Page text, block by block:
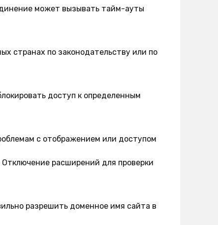
может вызывать тайм-ауты
странах по законодательству или по
доступ к определенным
с отображением или доступом
расширений для проверки
разрешить доменное имя сайта в